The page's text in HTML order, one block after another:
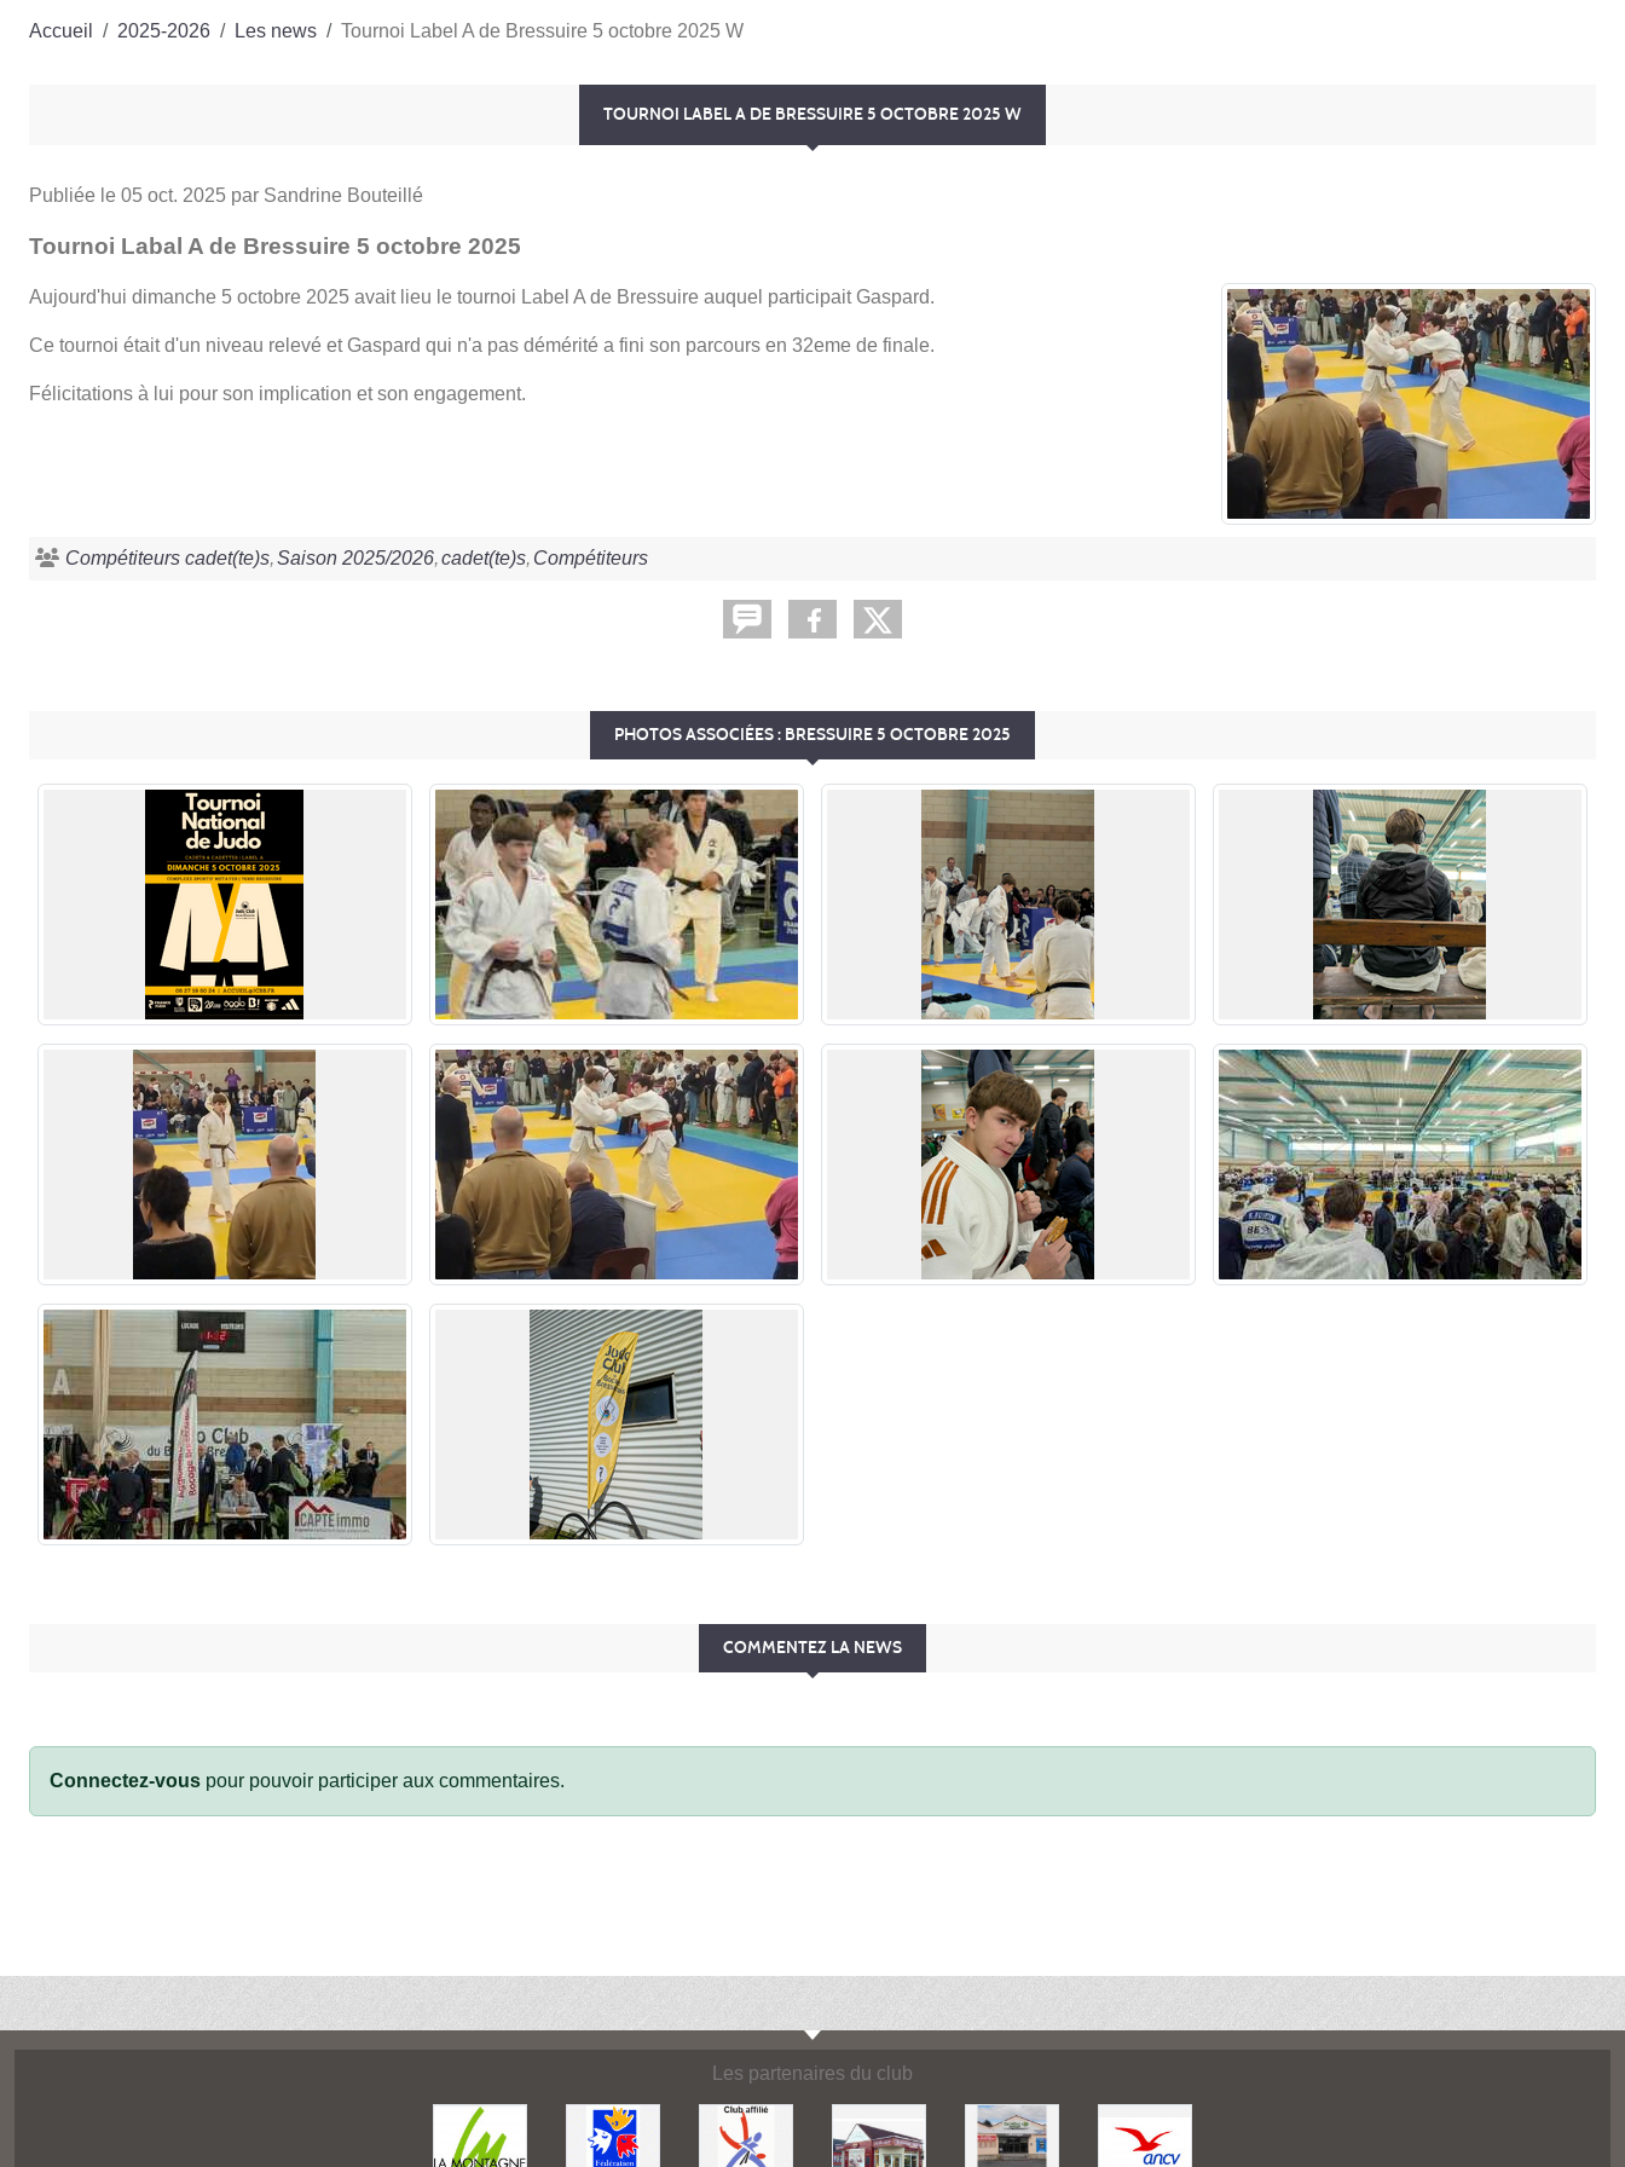
Accueil 2025-2026 Les news Tournoi Label A de Bressuire 5 octobre 2025 W
TOURNOI LABEL A DE BRESSUIRE 5 OCTOBRE 2025 W
Publiée le 05 oct. 2025 par Sandrine Bouteillé
Tournoi Labal A de Bressuire 5 octobre 2025
Aujourd'hui dimanche 5 octobre 2025 avait lieu le tournoi Label A de Bressuire auquel participait Gaspard.
Ce tournoi était d'un niveau relevé et Gaspard qui n'a pas démérité a fini son parcours en 32eme de finale.
Félicitations à lui pour son implication et son engagement.
Compétiteurs cadet(te)s Saison 2025/2026 cadet(te)s Compétiteurs
PHOTOS ASSOCIÉES : BRESSUIRE 5 OCTOBRE 2025
COMMENTEZ LA NEWS
Connectez-vous pour pouvoir participer aux commentaires.
Les partenaires du club